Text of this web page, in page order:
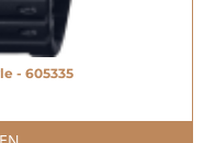
- 605335